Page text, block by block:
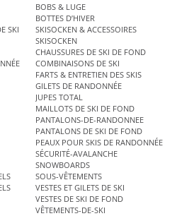
BOBS & LUGE
BOTTES D’HIVER
SKI
SKISOCKEN & ACCESSOIRES
SKISOCKEN
CHAUSSURES DE SKI DE FOND
COMBINAISONS DE SKI
FARTS & ENTRETIEN DES SKIS
GILETS DE RANDONNÉE
JUPES TOTAL
MAILLOTS DE SKI DE FOND
PANTALONS-DE-RANDONNEE
PANTALONS DE SKI DE FOND
PEAUX POUR SKIS DE RANDONNÉE
SÉCURITÉ-AVALANCHE
SNOWBOARDS
SOUS-VÊTEMENTS
VESTES ET GILETS DE SKI
VESTES DE SKI DE FOND
VÊTEMENTS-DE-SKI